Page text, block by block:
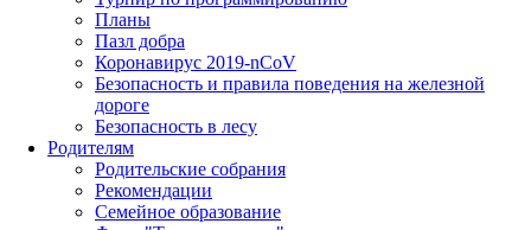
Планы
Пазл добра
Коронавирус 2019-nCoV
Безопасность и правила поведения на железной
дороге
Безопасность в лесу
Родителям
Родительские собрания
Рекомендации
Семейное образование